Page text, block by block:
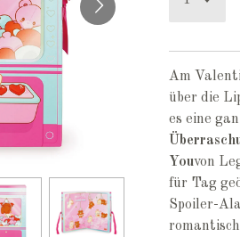
Am
über die
es eine
Youvon
für Tag
Spoiler-